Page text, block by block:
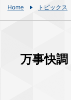
Home トピックス
万事快調